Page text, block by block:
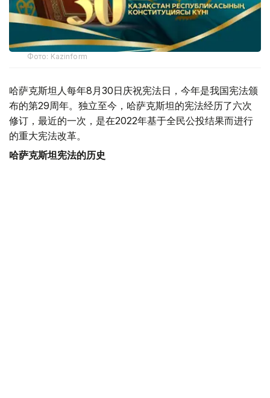
Фото: Kazinform
哈萨克斯坦人每年8月30日庆祝宪法日，今年是我国宪法颁
布的第29周年。独立至今，哈萨克斯坦的宪法经历了六次
修订，最近的一次，是在2022年基于全民公投结果而进行
的重大宪法改革。
哈萨克斯坦宪法的历史